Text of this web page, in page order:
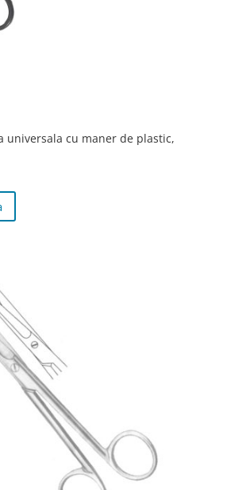
universala cu maner de plastic,
Acest
are
pot
fi
alese
în
pagina
produsului.